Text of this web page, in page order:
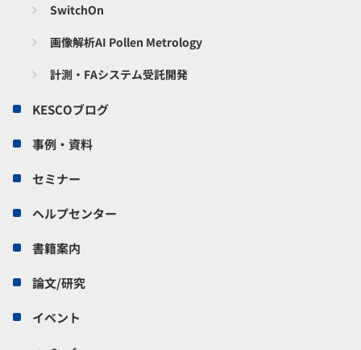
SwitchOn
画像解析AI Pollen Metrology
計測・FAシステム受託開発
KESCOブログ
事例・資料
セミナー
ヘルプセンター
書籍案内
論文/研究
イベント